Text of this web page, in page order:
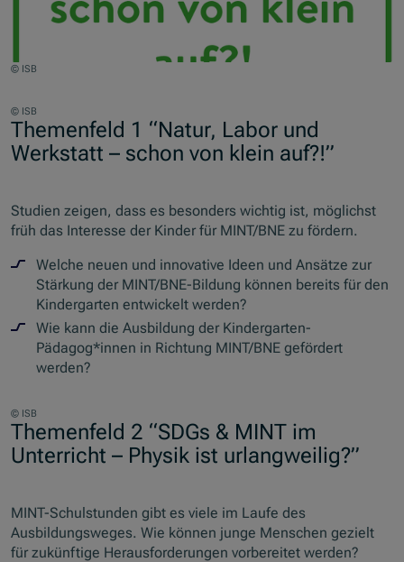
© ISB
© ISB
Themenfeld 1 “Natur, Labor und
Werkstatt – schon von klein auf?!”
Studien zeigen, dass es besonders wichtig ist, möglichst
früh das Interesse der Kinder für MINT/BNE zu fördern.
Welche neuen und innovative Ideen und Ansätze zur
Stärkung der MINT/BNE-Bildung können bereits für den
Kindergarten entwickelt werden?
Wie kann die Ausbildung der Kindergarten-
Pädagog*innen in Richtung MINT/BNE gefördert
werden?
© ISB
Themenfeld 2 “SDGs & MINT im
Unterricht – Physik ist urlangweilig?”
MINT-Schulstunden gibt es viele im Laufe des
Ausbildungsweges. Wie können junge Menschen gezielt
für zukünftige Herausforderungen vorbereitet werden?